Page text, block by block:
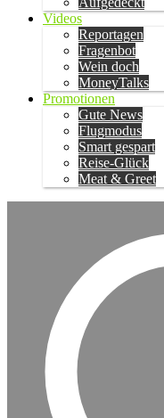
Videos
Reportagen
Fragenbot
Wein doch
MoneyTalks
Promotionen
Gute News
Flugmodus
Smart gespart
Reise-Glück
Meat & Greet